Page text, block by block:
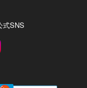
式SNS